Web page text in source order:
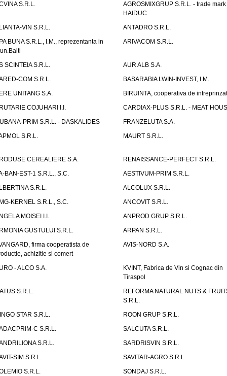
S.R.L.
AGROSMIXGRUP S.R.L. - trade mark
HAIDUC
VIN S.R.L.
ANTADRO S.R.L.
BUNA S.R.L., I.M., reprezentanta in
ARIVACOM S.R.L.
SCINTEIA S.R.L.
AUR ALB S.A.
COM S.R.L.
BASARABIA LWIN-INVEST, I.M.
UNITANG S.A.
BIRUINTA, cooperativa de
COJUHARI I.I.
CARDIAX-PLUS S.R.L. - MEAT
PRIM S.R.L. - DASKALIDES
FRANZELUTA S.A.
S.R.L.
MAURT S.R.L.
CEREALIERE S.A.
RENAISSANCE-PERFECT S.R.L.
BAN-EST-1 S.R.L., S.C.
AESTIVUM-PRIM S.R.L.
S.R.L.
ALCOLUX S.R.L.
KERNEL S.R.L., S.C.
ANCOVIT S.R.L.
MOISEI I.I.
ANPROD GRUP S.R.L.
GUSTULUI S.R.L.
ARPAN S.R.L.
firma cooperatista de
achizitie si comert
AVIS-NORD S.A.
- ALCO S.A.
KVINT, Fabrica de Vin si Cognac din
Tiraspol
S.R.L.
REFORMA NATURAL NUTS &
S.R.L.
STAR S.R.L.
ROON GRUP S.R.L.
C S.R.L.
SALCUTA S.R.L.
S.R.L.
SARDRISVIN S.R.L.
SIM S.R.L.
SAVITAR-AGRO S.R.L.
S.R.L.
SONDAJ S.R.L.